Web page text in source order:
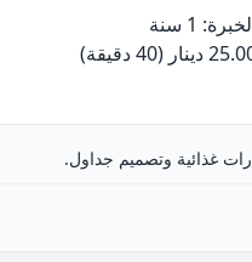
1 سنة
دينار
(40 دقيقة)
غذائية وتصميم جداول.